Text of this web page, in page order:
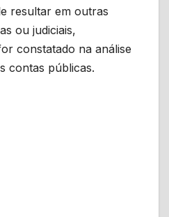
resultar em outras
ou judiciais,
constatado na análise
contas públicas.